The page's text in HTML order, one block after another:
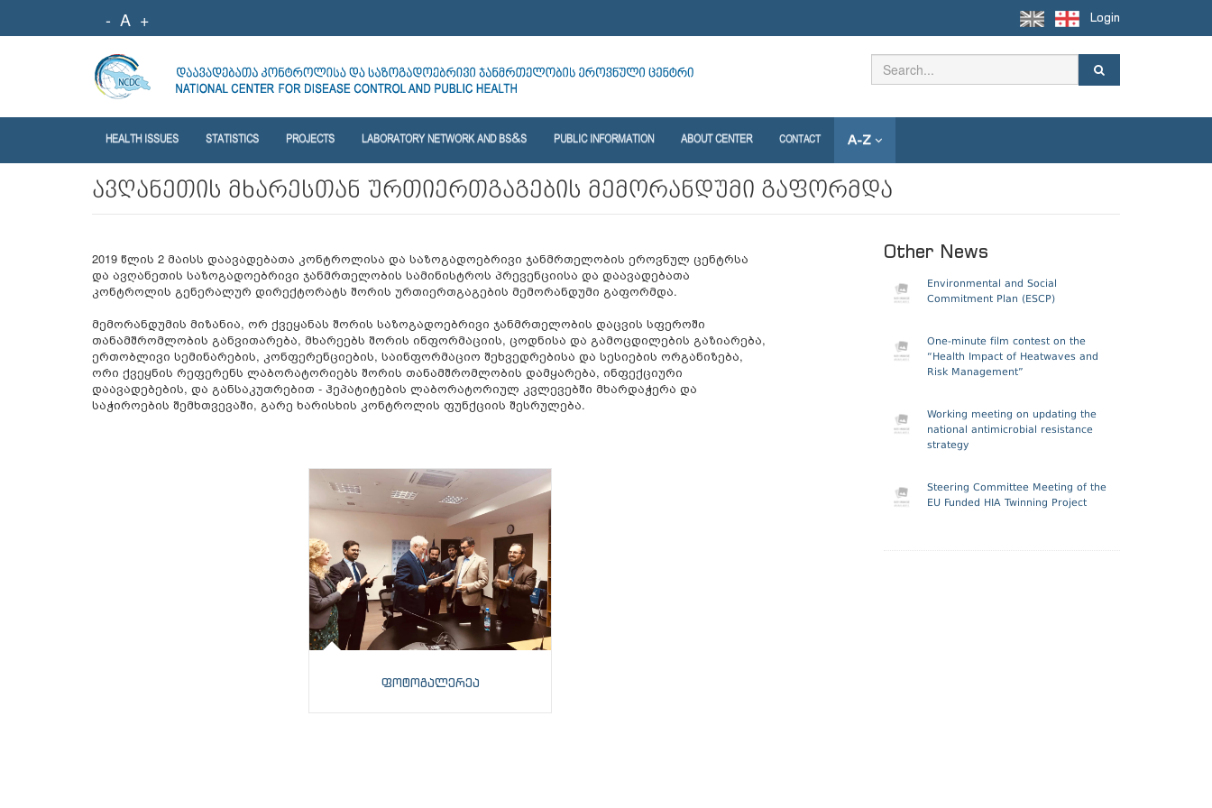
- A + Login
HEALTH ISSUES STATISTICS PROJECTS LABORATORY NETWORK AND BS&S PUBLIC INFORMATION ABOUT CENTER CONTACT A-Z
ავღანეთის მხარესთან ურთიერთგაგების მემორანდუმი გაფორმდა
2019 წლის 2 მაისს დაავადებათა კონტროლისა და საზოგადოებრივი ჯანმრთელობის ეროვნულ ცენტრსა
და ავღანეთის საზოგადოებრივი ჯანმრთელობის სამინისტროს პრევენციისა და დაავადებათა
კონტროლის გენერალურ დირექტორატს შორის ურთიერთგაგების მემორანდუმი გაფორმდა.
მემორანდუმის მიზანია, ორ ქვეყანას შორის საზოგადოებრივი ჯანმრთელობის დაცვის სფეროში
თანამშრომლობის განვითარება, მხარეებს შორის ინფორმაციის, ცოდნისა და გამოცდილების გაზიარება,
ერთობლივი სემინარების, კონფერენციების, საინფორმაციო შეხვედრებისა და სესიების ორგანიზება,
ორი ქვეყნის რეფერენს ლაბორატორიებს შორის თანამშრომლობის დამყარება, ინფექციური
დაავადებების, და განსაკუთრებით - ჰეპატიტების ლაბორატორიულ კვლევებში მხარდაჭერა და
საჭიროების შემხთვევაში, გარე ხარისხის კონტროლის ფუნქციის შესრულება.
ფოტოგალერეა
Other News
Environmental and Social
Commitment Plan (ESCP)
One-minute film contest on the
“Health Impact of Heatwaves and
Risk Management”
Working meeting on updating the
national antimicrobial resistance
strategy
Steering Committee Meeting of the
EU Funded HIA Twinning Project